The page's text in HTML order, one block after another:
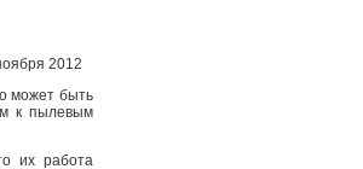
2012
может быть
к пылевым
их работа